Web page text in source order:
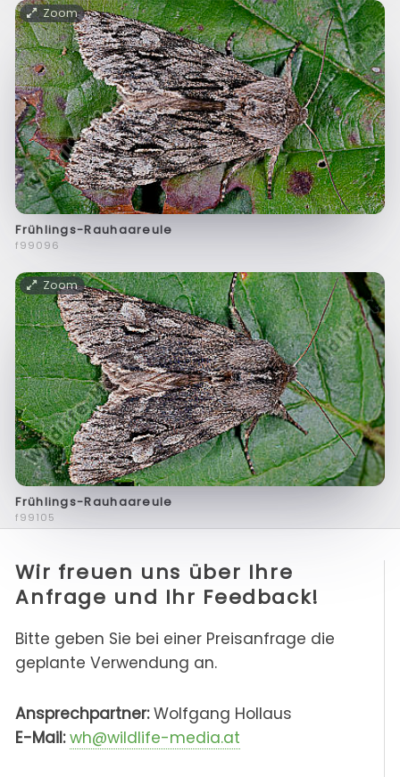
Zoom
Frühlings-Rauhaareule
f99096
Zoom
Frühlings-Rauhaareule
f99105
Wir freuen uns über Ihre
Anfrage und Ihr Feedback!
Bitte geben Sie bei einer Preisanfrage die
geplante Verwendung an.
Ansprechpartner:Wolfgang Hollaus
E-Mail: wh@wildlife-media.at